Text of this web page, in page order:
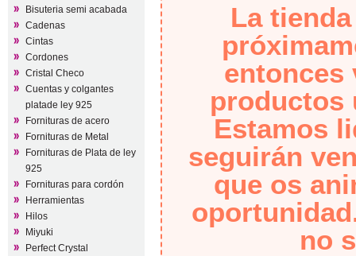
Bisuteria semi acabada
Cadenas
Cintas
Cordones
Cristal Checo
Cuentas y colgantes
platade ley 925
Fornituras de acero
Fornituras de Metal
Fornituras de Plata de ley
925
Fornituras para cordón
Herramientas
Hilos
Miyuki
Perfect Crystal
La
entonces
productos
Estamos
seguirán
que os
no